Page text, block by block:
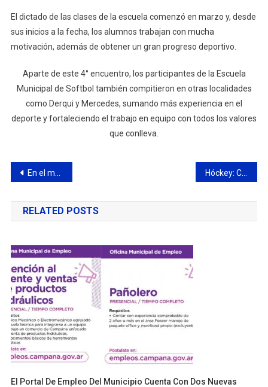
El dictado de las clases de la escuela comenzó en marzo y, desde
sus inicios a la fecha, los alumnos trabajan con mucha
motivación, además de obtener un gran progreso deportivo.
Aparte de este 4° encuentro, los participantes de la Escuela
Municipal de Softbol también compitieron en otras localidades
como Derqui y Mercedes, sumando más experiencia en el
deporte y fortaleciendo el trabajo en equipo con todos los valores
que conlleva.
Navegación
de
entradas
En el mes del adulto mayor, se vivió el segundo concierto en el Parque Urbano
RELATED POSTS
El Portal De Empleo Del Municipio Cuenta Con Dos Nuevas